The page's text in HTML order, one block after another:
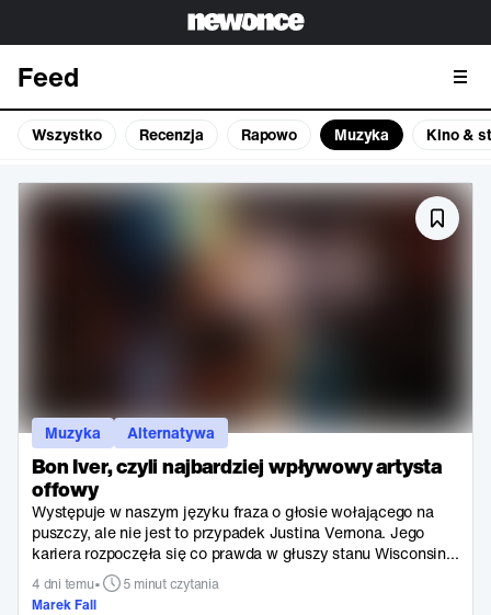
Feed
Wszystko Recenzja Rapowo Muzyka Kino &
Bon Iver, czyli najbardziej wpływowy artysta
offowy
Występuje w naszym języku fraza o głosie wołającego na
puszczy, ale nie jest to przypadek Justina Vernona. Jego
kariera rozpoczęła się co prawda w głuszy stanu Wisconsin...
4 dni temu•
5 minut czytania
Marek Fall
Muzyka Alternatywa